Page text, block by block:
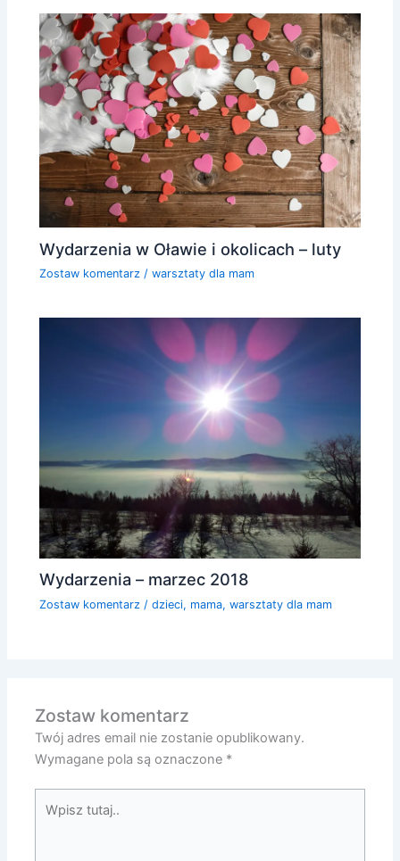
Wydarzenia w Oławie i okolicach – luty
Zostaw komentarz /warsztaty dla mam
Wydarzenia – marzec 2018
Zostaw komentarz /dzieci, mama,warsztaty dla mam
Zostaw komentarz
Twój adres email nie zostanie opublikowany.
Wymagane pola są oznaczone *
tutaj..